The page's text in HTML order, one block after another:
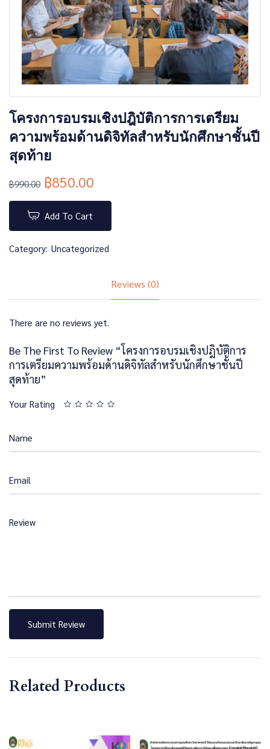
โครงการอบรมเชิงปฎิบัติการการเตรียม
ความพร้อมด้านดิจิทัลสำหรับนักศึกษาชั้นปี
สุดท้าย
฿990.00 ฿850.00
Add To Cart
Category: Uncategorized
Reviews (0)
There are no reviews yet.
Be The First To Review “โครงการอบรมเชิงปฎิบัติการ
การเตรียมความพร้อมด้านดิจิทัลสำหรับนักศึกษาชั้นปี
สุดท้าย”
Your Rating
Name
Email
Review
Related Products